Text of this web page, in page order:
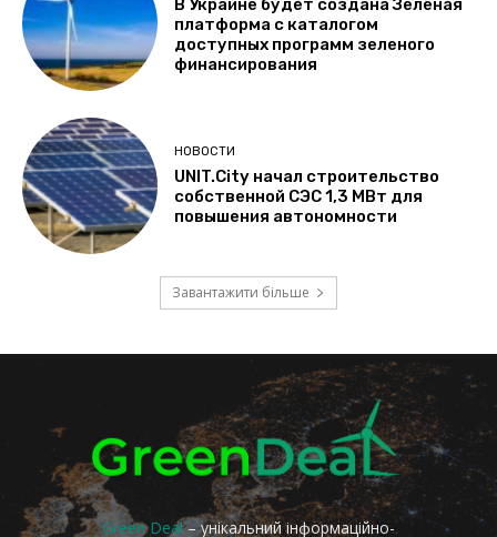
Green Deal– унікальний інформаційно-